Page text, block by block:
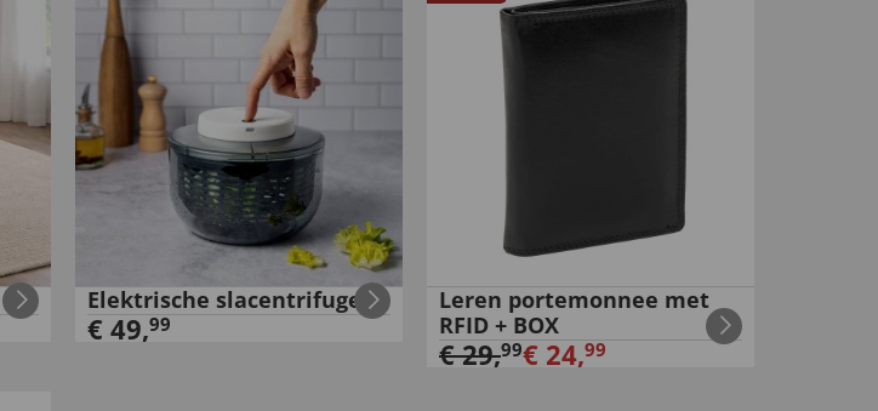
Elektrische slacentrifuge
€ 49,99
Leren portemonnee met
RFID + BOX
€29,99€ 24,99